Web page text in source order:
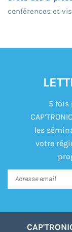
conférences et
5 fois
les
votre